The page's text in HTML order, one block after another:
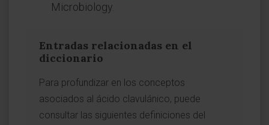
Microbiology.
Entradas relacionadas en el
diccionario
Para profundizar en los conceptos
asociados al ácido clavulánico, puede
consultar las siguientes definiciones del